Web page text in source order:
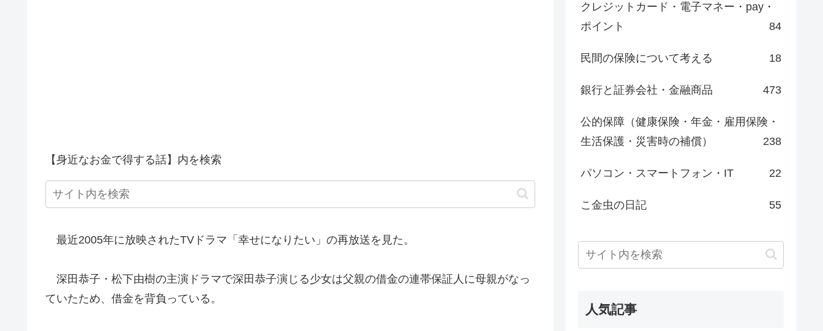
【身近なお金で得する話】内を検索
最近2005年に放映されたTVドラマ「幸せになりたい」の再放送を見た。
深田恭子・松下由樹の主演ドラマで深田恭子演じる少女は父親の借金の連帯保証人に母親がなっ
ていたため、借金を背負っている。
クレジットカード・電子マネー・pay・
ポイント
84
民間の保険について考える 18
銀行と証券会社・金融商品 473
公的保障（健康保険・年金・雇用保険・
生活保護・災害時の補償）
238
パソコン・スマートフォン・IT 22
こ金虫の日記 55
人気記事